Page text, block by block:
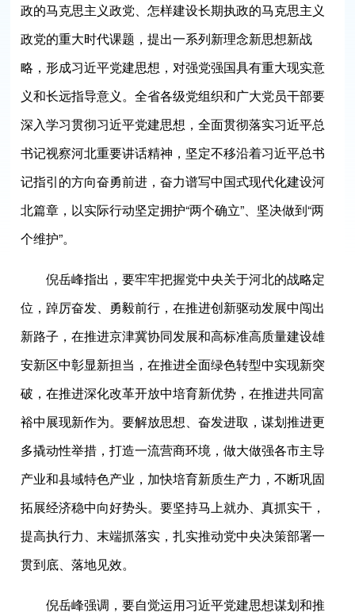
政的马克思主义政党、怎样建设长期执政的马克思主义
政党的重大时代课题，提出一系列新理念新思想新战
略，形成习近平党建思想，对强党强国具有重大现实意
义和长远指导意义。全省各级党组织和广大党员干部要
深入学习贯彻习近平党建思想，全面贯彻落实习近平总
书记视察河北重要讲话精神，坚定不移沿着习近平总书
记指引的方向奋勇前进，奋力谱写中国式现代化建设河
北篇章，以实际行动坚定拥护“两个确立”、坚决做到“两
个维护”。
倪岳峰指出，要牢牢把握党中央关于河北的战略定
位，踔厉奋发、勇毅前行，在推进创新驱动发展中闯出
新路子，在推进京津冀协同发展和高标准高质量建设雄
安新区中彰显新担当，在推进全面绿色转型中实现新突
破，在推进深化改革开放中培育新优势，在推进共同富
裕中展现新作为。要解放思想、奋发进取，谋划推进更
多撬动性举措，打造一流营商环境，做大做强各市主导
产业和县域特色产业，加快培育新质生产力，不断巩固
拓展经济稳中向好势头。要坚持马上就办、真抓实干，
提高执行力、末端抓落实，扎实推动党中央决策部署一
贯到底、落地见效。
倪岳峰强调，要自觉运用习近平党建思想谋划和推